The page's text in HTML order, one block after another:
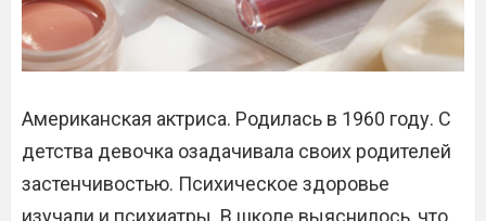
Американская актриса. Родилась в 1960 году. С
детства девочка озадачивала своих родителей
застенчивостью. Психическое здоровье
изучали и психиатры. В школе выяснилось, что